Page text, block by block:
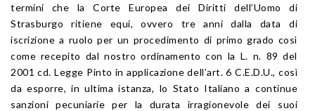
termini che la Corte Europea dei Diritti dell’Uomo di
Strasburgo ritiene equi, ovvero tre anni dalla data di
iscrizione a ruolo per un procedimento di primo grado così
come recepito dal nostro ordinamento con la L. n. 89 del
2001 cd. Legge Pinto in applicazione dell’art. 6 C.E.D.U., così
da esporre, in ultima istanza, lo Stato Italiano a continue
sanzioni pecuniarie per la durata irragionevole dei suoi